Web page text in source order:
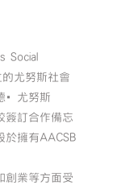
Social
的尤努斯社會
•尤努斯
簽訂合作備忘
於擁有AACSB
創業等方面受